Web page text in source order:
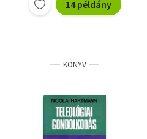
14 példány
KÖNYV